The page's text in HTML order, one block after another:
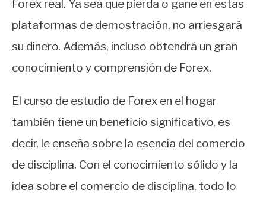
Forex real. Ya sea que pierda o gane en estas
plataformas de demostración, no arriesgará
su dinero. Además, incluso obtendrá un gran
conocimiento y comprensión de Forex.
El curso de estudio de Forex en el hogar
también tiene un beneficio significativo, es
decir, le enseña sobre la esencia del comercio
de disciplina. Con el conocimiento sólido y la
idea sobre el comercio de disciplina, todo lo